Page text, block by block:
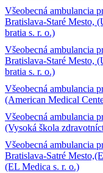
Všeobecná ambulancia
Bratislava-Staré Mesto,
bratia s. r. o.)
Všeobecná ambulancia
Bratislava-Staré Mesto,
bratia s. r. o.)
Všeobecná ambulancia
(American Medical
Všeobecná ambulancia
(Vysoká škola
Všeobecná ambulancia
Bratislava-Satré
(EL Medica s. r. o.)